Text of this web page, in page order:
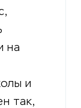
на
и
так,